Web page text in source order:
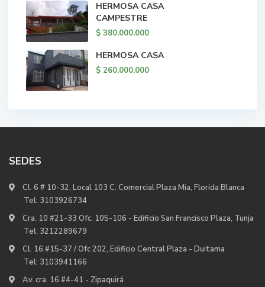
HERMOSA CASA
CAMPESTRE
$ 380.000.000
HERMOSA CASA
$ 260.000.000
SEDES
Cl. 6 # 10-32, Local 103 C. Comercial Plaza Mia, Florida Blanca
Tel: 3103926734
Cra. 10 #21-33 Ofc. 105-106 - Edificio San Francisco Plaza, Tunja
Tel: 3212289679
Cl. 16 #15-37 / Ofc 202, Edificio Central Plaza - Duitama
Tel: 3103941166
Av. cra. 16 #4-41 - Zipaquirá